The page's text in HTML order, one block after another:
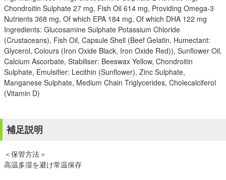
Chondroitin Sulphate 27 mg, Fish Oil 614 mg, Providing Omega-3
Nutrients 368 mg, Of which EPA 184 mg, Of which DHA 122 mg
Ingredients: Glucosamine Sulphate Potassium Chloride
(Crustaceans), Fish Oil, Capsule Shell (Beef Gelatin, Humectant:
Glycerol, Colours (Iron Oxide Black, Iron Oxide Red)), Sunflower Oil,
Calcium Ascorbate, Stabiliser: Beeswax Yellow, Chondroitin
Sulphate, Emulsifier: Lecithin (Sunflower), Zinc Sulphate,
Manganese Sulphate, Medium Chain Triglycerides, Cholecalciferol
(Vitamin D)
補足説明
＜保管方法＞
高温多湿を避け常温保存